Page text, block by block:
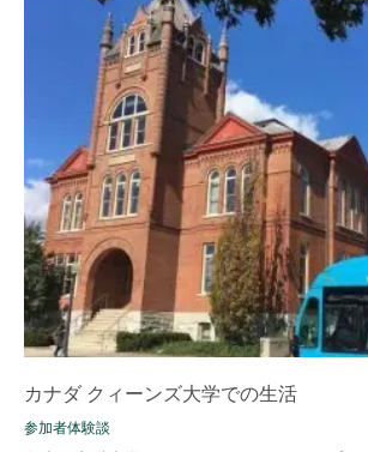
カナダ クィーンズ大学での生活
参加者体験談